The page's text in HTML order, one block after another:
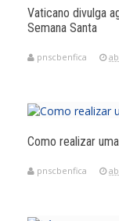
Vaticano divulga
Semana Santa
pnscbenfica
Como realizar
pnscbenfica